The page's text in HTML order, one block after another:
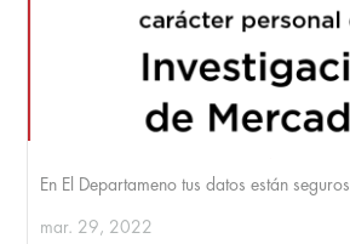
En El Departameno tus datos están seguros
mar. 29, 2022